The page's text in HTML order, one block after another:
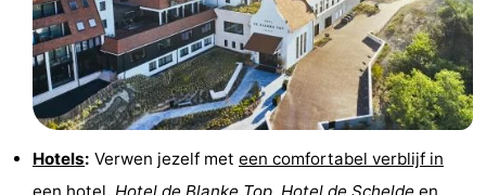
Hotels: Verwen jezelf met een comfortabel verblijf in